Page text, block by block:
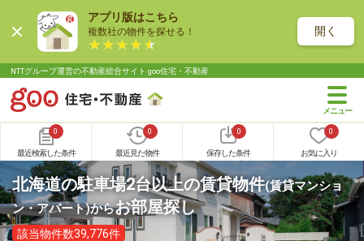
アプリ版はこちら
複数社の物件を探せる！ 開く
NTTグループ運営の不動産総合サイト goo住宅・不動産
0
最近検索した条件
0
最近見た物件
0
保存した条件
0
お気に入り
北海道の駐車場2台以上の賃貸物件(賃貸マンショ
ン・アパート)からお部屋探し
該当物件数39,776件